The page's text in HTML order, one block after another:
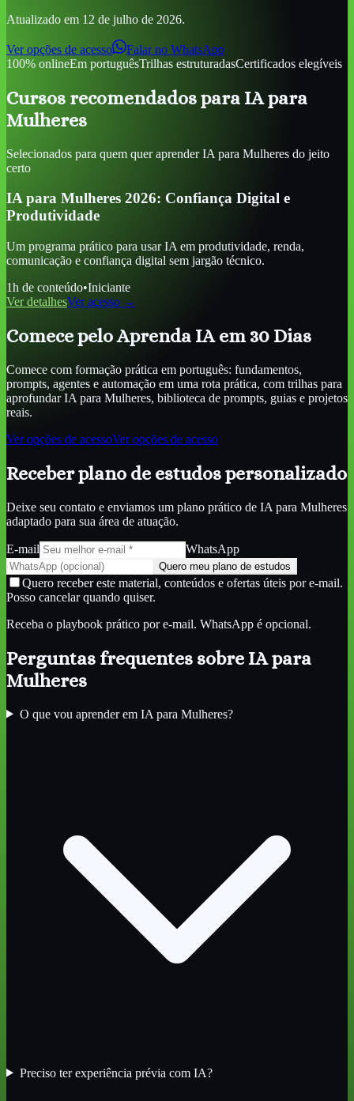
Atualizado em 12 de julho de 2026.
Ver opções de acesso
Falar no WhatsApp
100% onlineEm portuguêsTrilhas estruturadasCertificados elegíveis
Cursos recomendados para IA para
Mulheres
Selecionados para quem quer aprenderIA para Mulheres do jeito
certo
IA para Mulheres 2026: Confiança Digital e
Produtividade
Um programa prático para usar IA em produtividade, renda,
comunicação e confiança digital sem jargão técnico.
1h de conteúdo•Iniciante
Ver detalhesVer acesso →
Comece pelo Aprenda IA em 30 Dias
Comece com formação prática em português: fundamentos,
prompts, agentes e automação em uma rota prática, com trilhas para
aprofundarIA para Mulheres, biblioteca de prompts, guias e projetos
reais.
Ver opções de acessoVer opções de acesso
Receber plano de estudos personalizado
Deixe seu contato e enviamos um plano prático de IA para Mulheres
adaptado para sua área de atuação.
E-mail WhatsApp
Quero meu plano de estudos
Quero receber este material, conteúdos e ofertas úteis por e-mail.
Posso cancelar quando quiser.
Receba o playbook prático por e-mail. WhatsApp é opcional.
Perguntas frequentes sobre IA para
Mulheres
O que vou aprender em IA para Mulheres?
Preciso ter experiência prévia com IA?